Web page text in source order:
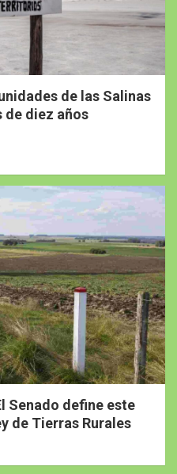
de las Salinas
de diez años
Senado define este
de Tierras Rurales